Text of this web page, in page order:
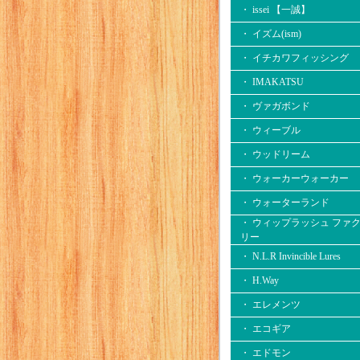
・ issei 【一誠】
・ イズム(ism)
・ イチカワフィッシング
・ IMAKATSU
・ ヴァガボンド
・ ウィーブル
・ ウッドリーム
・ ウォーカーウォーカー
・ ウォーターランド
・ ウィップラッシュ ファ
リー
・ N.L.R Invincible Lures
・ H.Way
・ エレメンツ
・ エコギア
・ エドモン